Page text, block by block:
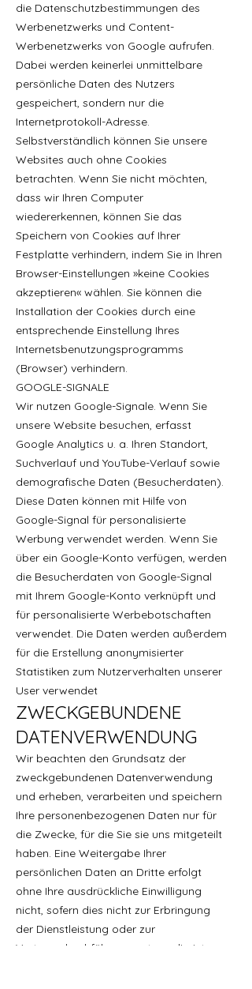
die Datenschutzbestimmungen des
Werbenetzwerks und Content-
Werbenetzwerks von Google aufrufen.
Dabei werden keinerlei unmittelbare
persönliche Daten des Nutzers
gespeichert, sondern nur die
Internetprotokoll-Adresse.
Selbstverständlich können Sie unsere
Websites auch ohne Cookies
betrachten. Wenn Sie nicht möchten,
dass wir Ihren Computer
wiedererkennen, können Sie das
Speichern von Cookies auf Ihrer
Festplatte verhindern, indem Sie in Ihren
Browser-Einstellungen »keine Cookies
akzeptieren« wählen. Sie können die
Installation der Cookies durch eine
entsprechende Einstellung Ihres
Internetsbenutzungsprogramms
(Browser) verhindern.
GOOGLE-SIGNALE
Wir nutzen Google-Signale. Wenn Sie
unsere Website besuchen, erfasst
Google Analytics u. a. Ihren Standort,
Suchverlauf und YouTube-Verlauf sowie
demografische Daten (Besucherdaten).
Diese Daten können mit Hilfe von
Google-Signal für personalisierte
Werbung verwendet werden. Wenn Sie
über ein Google-Konto verfügen, werden
die Besucherdaten von Google-Signal
mit Ihrem Google-Konto verknüpft und
für personalisierte Werbebotschaften
verwendet. Die Daten werden außerdem
für die Erstellung anonymisierter
Statistiken zum Nutzerverhalten unserer
User verwendet
ZWECKGEBUNDENE
DATENVERWENDUNG
Wir beachten den Grundsatz der
zweckgebundenen Datenverwendung
und erheben, verarbeiten und speichern
Ihre personenbezogenen Daten nur für
die Zwecke, für die Sie sie uns mitgeteilt
haben. Eine Weitergabe Ihrer
persönlichen Daten an Dritte erfolgt
ohne Ihre ausdrückliche Einwilligung
nicht, sofern dies nicht zur Erbringung
der Dienstleistung oder zur
Vertragsdurchführung notwendig ist.